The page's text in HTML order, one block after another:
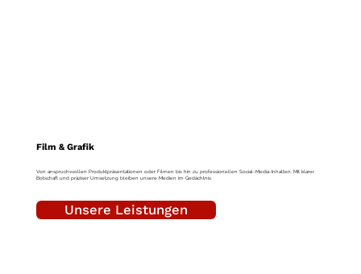
Film & Grafik
Von anspruchsvollen Produktpräsentationen oder Filmen bis hin zu professionellen Social-Media-Inhalten. Mit klarer
Botschaft und präziser Umsetzung bleiben unsere Medien im Gedächtnis.
Unsere Leistungen